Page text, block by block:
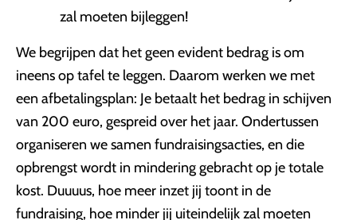
zal moeten bijleggen!
We begrijpen dat het geen evident bedrag is om
ineens op tafel te leggen. Daarom werken we met
een afbetalingsplan: Je betaalt het bedrag in schijven
van 200 euro, gespreid over het jaar. Ondertussen
organiseren we samen fundraisingsacties, en die
opbrengst wordt in mindering gebracht op je totale
kost. Duuuus, hoe meer inzet jij toont in de
fundraising, hoe minder jij uiteindelijk zal moeten